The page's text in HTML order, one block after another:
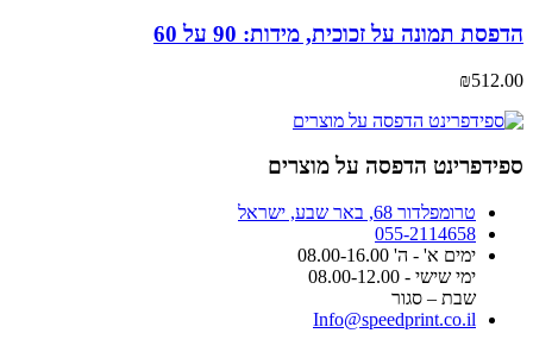
הדפסת תמונה על זכוכית, מידות: 90 על 60
₪512.00
ספידפרינט הדפסה על מוצרים
טרומפלדור 68, באר שבע, ישראל
055-2114658
ימים א' - ה' 08.00-16.00
ימי שישי - 08.00-12.00
שבת – סגור
Info@speedprint.co.il